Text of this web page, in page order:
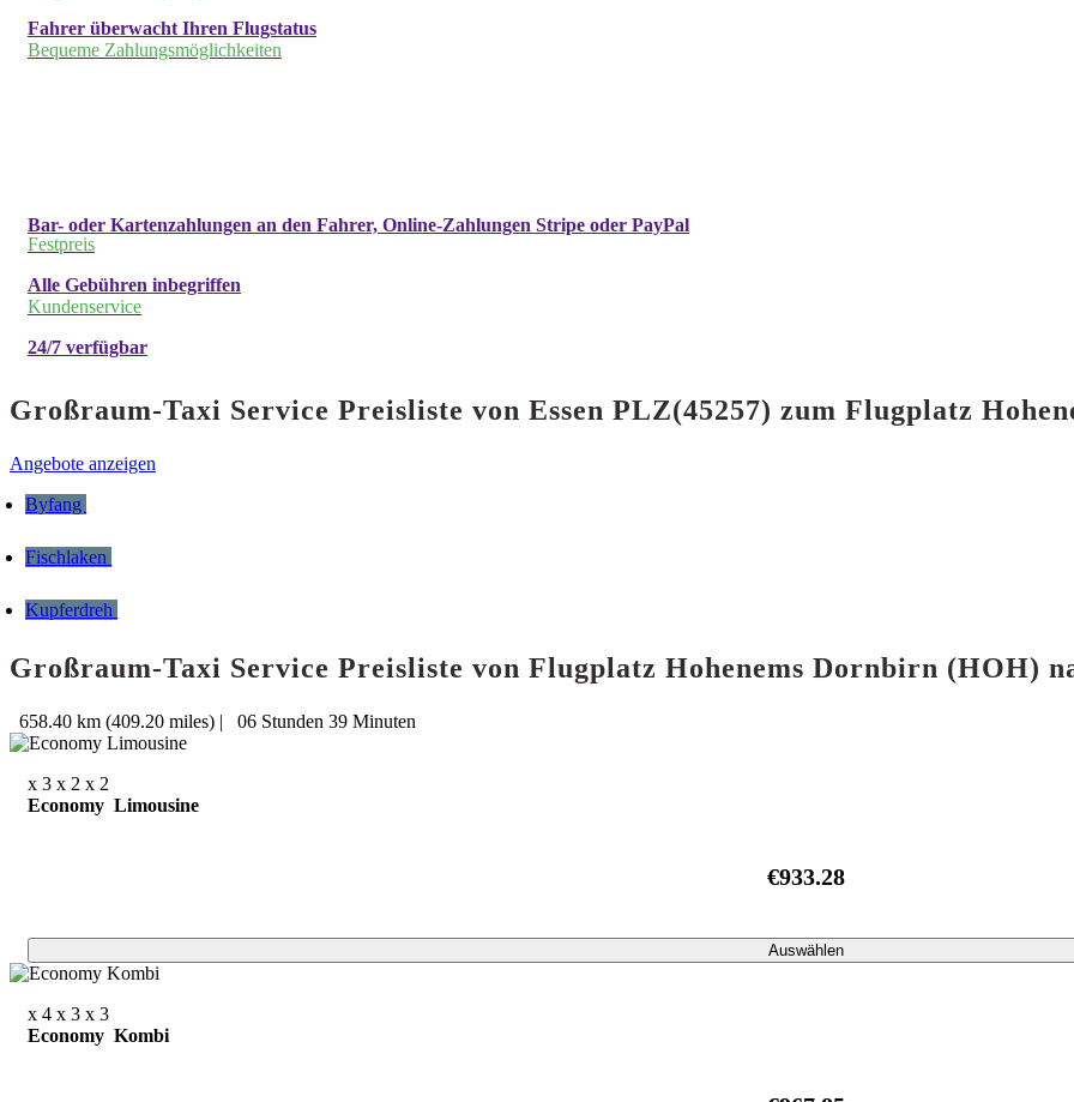
Fahrer überwacht Ihren Flugstatus
Bequeme Zahlungsmöglichkeiten
Bar- oder Kartenzahlungen an den Fahrer, Online-Zahlungen Stripe oder PayPal
Festpreis
Alle Gebühren inbegriffen
Kundenservice
24/7 verfügbar
Großraum-Taxi Service Preisliste von Essen PLZ(45257) zum Flugplatz
Angebote anzeigen
Byfang
Fischlaken
Kupferdreh
Großraum-Taxi Service Preisliste von Flugplatz Hohenems Dornbirn (HOH)
658.40 km (409.20 miles) | 06 Stunden 39 Minuten
x 3 x 2 x 2
Economy Limousine
€933.28
Auswählen
x 4 x 3 x 3
Economy Kombi